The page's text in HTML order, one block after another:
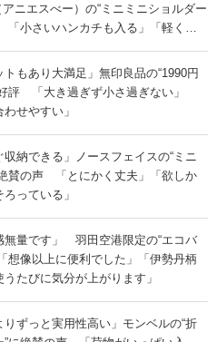
ニエスべー）の“ミニミニショルダー
小さいハンカチも入る」「軽くて
トもあり大満足」無印良品の“1990円
評 「大き過ぎず小さ過ぎない」
わせやすい」
収納できる」ノースフェイスの“ミニ
賛の声 「とにかく丈夫」「欲しか
っている」
無量です」 羽田空港限定の“エコバ
想像以上に便利でした」「伊勢丹柄
たびに気分が上がります」
りずっと実用性高い」モンベルの“折